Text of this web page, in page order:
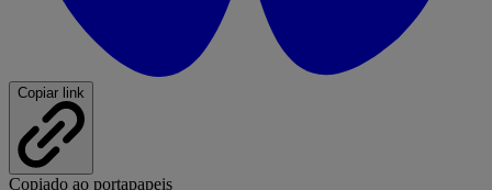
Copiar link
Copiado ao portapapeis